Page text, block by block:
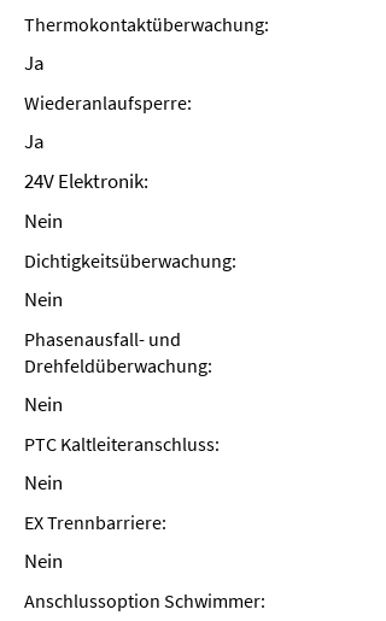
Thermokontaktüberwachung:
Ja
Wiederanlaufsperre:
Ja
24V Elektronik:
Nein
Dichtigkeitsüberwachung:
Nein
Phasenausfall- und
Drehfeldüberwachung:
Nein
PTC Kaltleiteranschluss:
Nein
EX Trennbarriere:
Nein
Anschlussoption Schwimmer: